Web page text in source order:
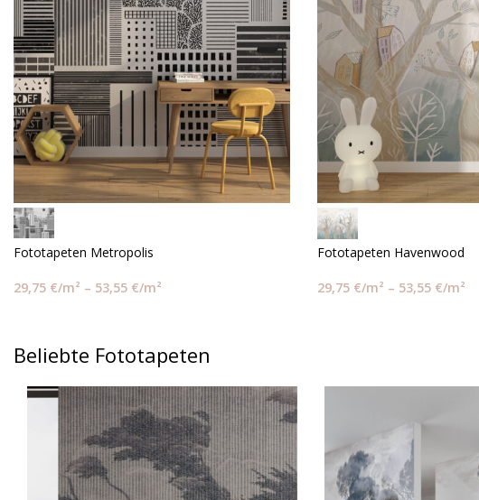
Fototapeten Metropolis
29,75 €/m² – 53,55 €/m²
Fototapeten Havenwood
29,75 €/m² – 53,55 €/m²
Beliebte Fototapeten